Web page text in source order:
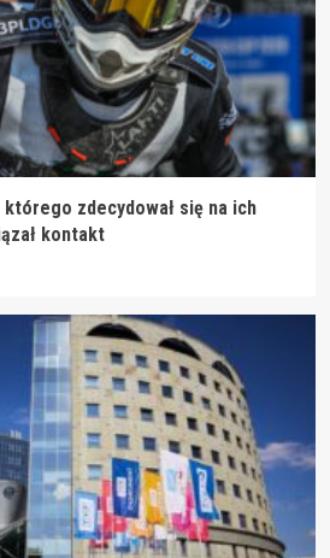
zdecydował się na ich
kontakt